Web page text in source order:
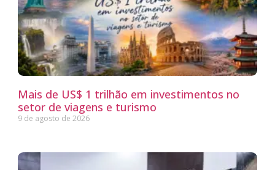
Mais de US$ 1 trilhão em investimentos no
setor de viagens e turismo
9 de agosto de 2026